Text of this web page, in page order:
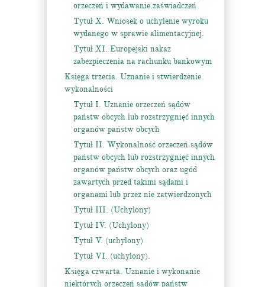
orzeczeń i wydawanie zaświadczeń
Tytuł X. Wniosek o uchylenie wyroku
wydanego w sprawie alimentacyjnej.
Tytuł XI. Europejski nakaz
zabezpieczenia na rachunku bankowym
Księga trzecia. Uznanie i stwierdzenie
wykonalności
Tytuł I. Uznanie orzeczeń sądów
państw obcych lub rozstrzygnięć innych
organów państw obcych
Tytuł II. Wykonalność orzeczeń sądów
państw obcych lub rozstrzygnięć innych
organów państw obcych oraz ugód
zawartych przed takimi sądami i
organami lub przez nie zatwierdzonych
Tytuł III. (Uchylony)
Tytuł IV. (Uchylony)
Tytuł V. (uchylony)
Tytuł VI. (uchylony).
Księga czwarta. Uznanie i wykonanie
niektórych orzeczeń sądów państw